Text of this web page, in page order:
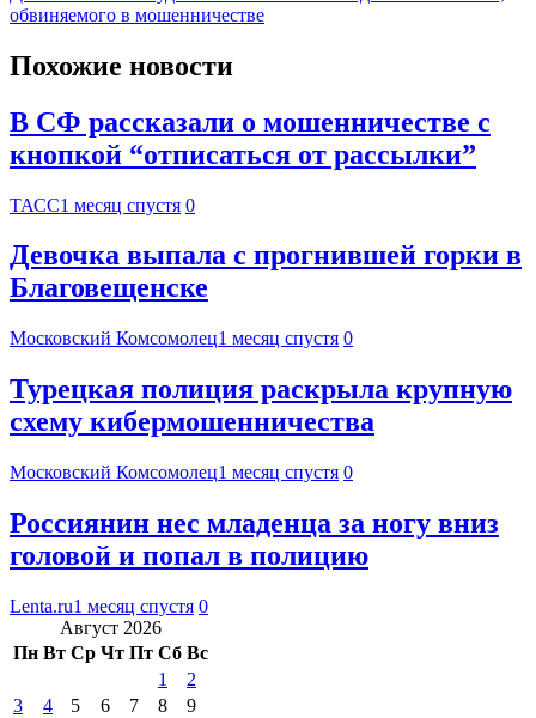
обвиняемого в мошенничестве
Похожие новости
В СФ рассказали о мошенничестве с
кнопкой “отписаться от рассылки”
ТАСС1 месяц спустя 0
Девочка выпала с прогнившей горки в
Благовещенске
Московский Комсомолец1 месяц спустя 0
Турецкая полиция раскрыла крупную
схему кибермошенничества
Московский Комсомолец1 месяц спустя 0
Россиянин нес младенца за ногу вниз
головой и попал в полицию
Lenta.ru1 месяц спустя 0
Август 2026
Пн Вт Ср Чт Пт Сб Вс
1
2
3
4 5 6 7 8
9